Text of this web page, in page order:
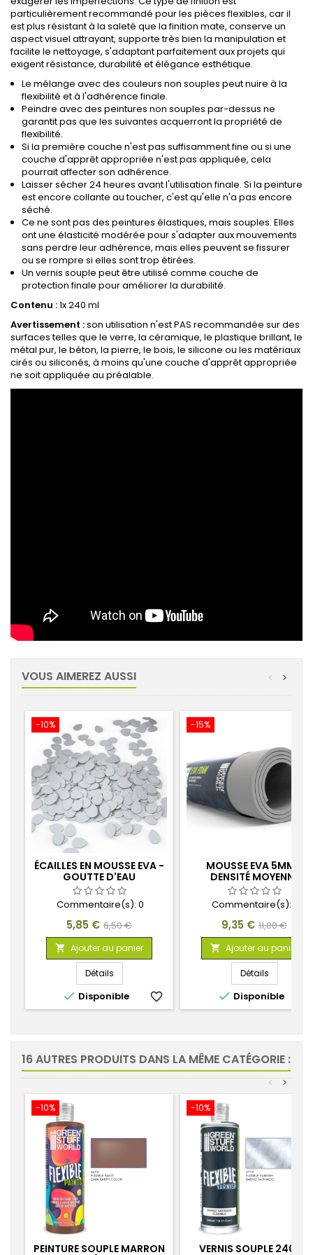
particulièrement recommandé pour les pièces flexibles, car il
est plus résistant à la saleté que la finition mate, conserve un
aspect visuel attrayant, supporte très bien la manipulation et
facilite le nettoyage, s'adaptant parfaitement aux projets qui
exigent résistance, durabilité et élégance esthétique.
Le mélange avec des couleurs non souples peut nuire à la
flexibilité et à l'adhérence finale.
Peindre avec des peintures non souples par-dessus ne
garantit pas que les suivantes acquerront la propriété de
flexibilité.
Si la première couche n'est pas suffisamment fine ou si une
couche d'apprêt appropriée n'est pas appliquée, cela
pourrait affecter son adhérence.
Laisser sécher 24 heures avant l'utilisation finale. Si la peinture
est encore collante au toucher, c'est qu'elle n'a pas encore
séché.
Ce ne sont pas des peintures élastiques, mais souples. Elles
ont une élasticité modérée pour s'adapter aux mouvements
sans perdre leur adhérence, mais elles peuvent se fissurer
ou se rompre si elles sont trop étirées.
Un vernis souple peut être utilisé comme couche de
protection finale pour améliorer la durabilité.
Contenu :1x 240 ml
Avertissement :son utilisation n'est PAS recommandée sur des
surfaces telles que le verre, la céramique, le plastique brillant, le
métal pur, le béton, la pierre, le bois, le silicone ou les matériaux
cirés ou siliconés, à moins qu'une couche d'apprêt appropriée
ne soit appliquée au préalable.
VOUS AIMEREZ AUSSI >
<
-10%
ÉCAILLES EN MOUSSE EVA -
GOUTTE D'EAU
Commentaire(s): 0
Prix
5,85 € Prix
de
base
6,50 €
 Ajouter au panier
Détails
 Disponible favorite_border
-15%
MOUSSE EVA 5MM -
DENSITÉ MOYENNE
Commentaire(s):
Prix
9,35 € Prix
de
base
11,00 €
 Ajouter au panier
Détails
 Disponible
16 AUTRES PRODUITS DANS LA MÊME CATÉGORIE :
>
<
-10%
PEINTURE SOUPLE MARRON
-10%
VERNIS SOUPLE 240ML